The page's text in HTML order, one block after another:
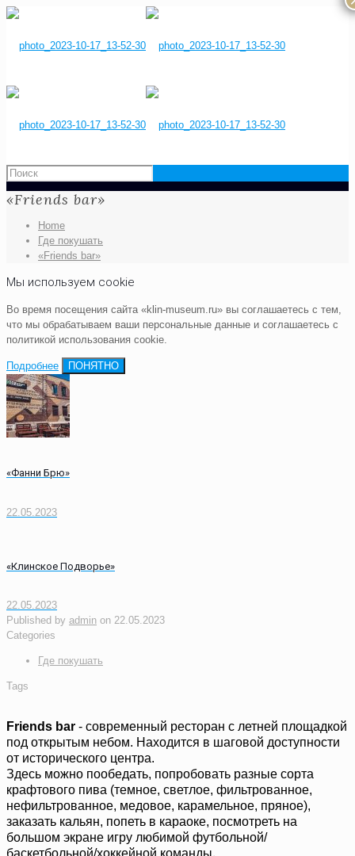
«Friends bar»
Home
Где покушать
«Friends bar»
Мы используем cookie
Во время посещения сайта «klin-museum.ru» вы соглашаетесь с тем,
что мы обрабатываем ваши персональные данные и соглашаетесь с
политикой использования cookie.
Подробнее ПОНЯТНО
«Фанни Брю»
22.05.2023
«Клинское Подворье»
22.05.2023
Published by admin on 22.05.2023
Categories
Где покушать
Tags
Friends bar - современный ресторан с летней площадкой
под открытым небом. Находится в шаговой доступности
от исторического центра.
Здесь можно пообедать, попробовать разные сорта
крафтового пива (темное, светлое, фильтрованное,
нефильтрованное, медовое, карамельное, пряное),
заказать кальян, попеть в караоке, посмотреть на
большом экране игру любимой футбольной/